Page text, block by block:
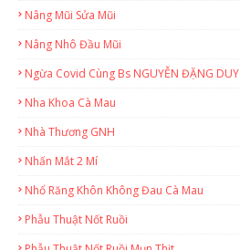
Nâng Mũi Sửa Mũi
Nâng Nhô Đầu Mũi
Ngừa Covid Cùng Bs NGUYỄN ĐẶNG DUY
Nha Khoa Cà Mau
Nhà Thương GNH
Nhấn Mắt 2 Mí
Nhổ Răng Khôn Không Đau Cà Mau
Phẫu Thuật Nốt Ruồi